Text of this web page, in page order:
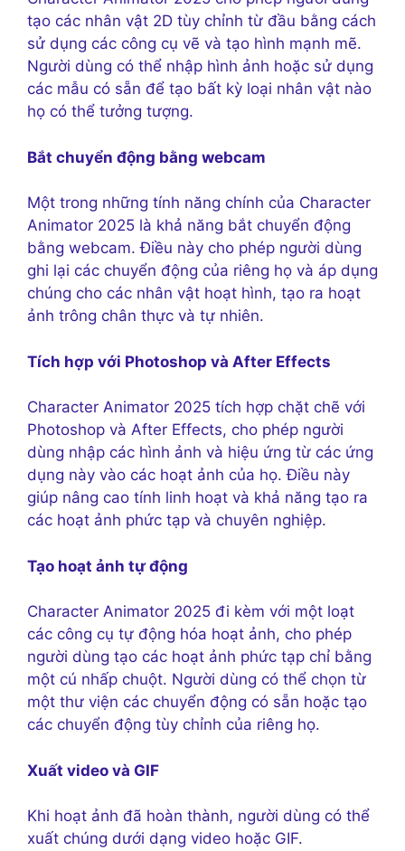
tạo các nhân vật 2D tùy chỉnh từ đầu bằng cách
sử dụng các công cụ vẽ và tạo hình mạnh mẽ.
Người dùng có thể nhập hình ảnh hoặc sử dụng
các mẫu có sẵn để tạo bất kỳ loại nhân vật nào
họ có thể tưởng tượng.
Bắt chuyển động bằng webcam
Một trong những tính năng chính của Character
Animator 2025 là khả năng bắt chuyển động
bằng webcam. Điều này cho phép người dùng
ghi lại các chuyển động của riêng họ và áp dụng
chúng cho các nhân vật hoạt hình, tạo ra hoạt
ảnh trông chân thực và tự nhiên.
Tích hợp với Photoshop và After Effects
Character Animator 2025 tích hợp chặt chẽ với
Photoshop và After Effects, cho phép người
dùng nhập các hình ảnh và hiệu ứng từ các ứng
dụng này vào các hoạt ảnh của họ. Điều này
giúp nâng cao tính linh hoạt và khả năng tạo ra
các hoạt ảnh phức tạp và chuyên nghiệp.
Tạo hoạt ảnh tự động
Character Animator 2025 đi kèm với một loạt
các công cụ tự động hóa hoạt ảnh, cho phép
người dùng tạo các hoạt ảnh phức tạp chỉ bằng
một cú nhấp chuột. Người dùng có thể chọn từ
một thư viện các chuyển động có sẵn hoặc tạo
các chuyển động tùy chỉnh của riêng họ.
Xuất video và GIF
Khi hoạt ảnh đã hoàn thành, người dùng có thể
xuất chúng dưới dạng video hoặc GIF.